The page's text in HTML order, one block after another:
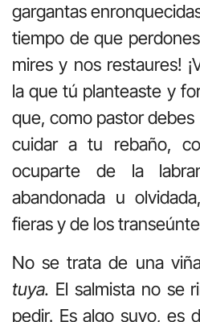
gargantas
tiempo de que
mires y nos restaures!
la que tú planteaste y
que, como pastor debes
cuidar a tu rebaño,
ocuparte de la
abandonada u
fieras y de los
No se trata de una
tuya. El salmista no se
pedir. Es algo suyo, es